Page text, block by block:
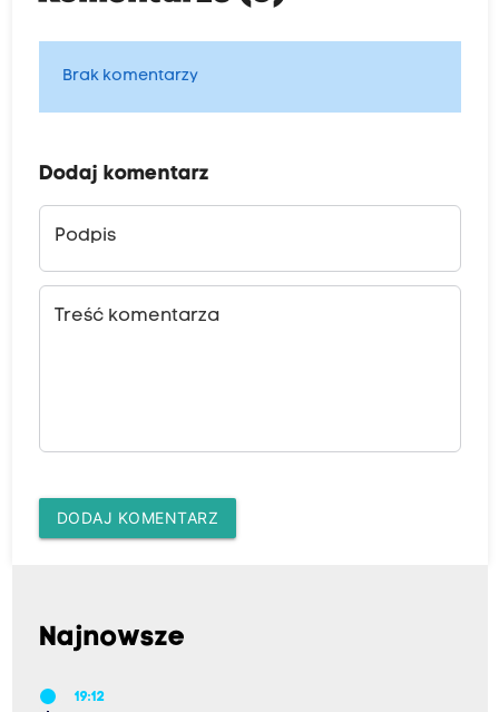
Brak komentarzy
Dodaj komentarz
Podpis
Treść komentarza
DODAJ KOMENTARZ
Najnowsze
19:12